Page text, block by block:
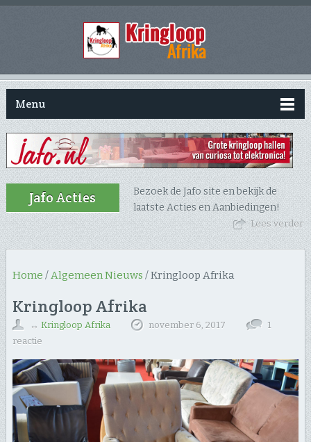
Menu
Jafo Acties
Bezoek de Jafo site en bekijk de
laatste Acties en Aanbiedingen!
Lees verder
Home /Algemeen Nieuws /Kringloop Afrika
Kringloop Afrika
↔ Kringloop Afrika november 6, 2017
1
reactie